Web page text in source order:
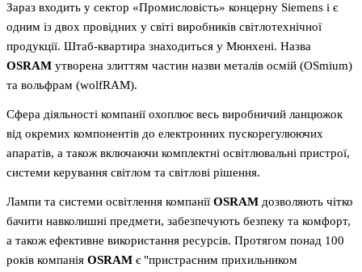
Зараз входить у сектор «Промисловість» концерну Siemens і є
одним із двох провідних у світі виробників світлотехнічної
продукції. Штаб-квартира знаходиться у Мюнхені. Назва
OSRAM утворена злиттям частин назви металів осмій (OSmium)
та вольфрам (wolfRAM).
Сфера діяльності компанії охоплює весь виробничий ланцюжок
від окремих компонентів до електронних пускорегулюючих
апаратів, а також включаючи комплектні освітлювальні пристрої,
системи керування світлом та світлові рішення.
Лампи та системи освітлення компанії OSRAM дозволяють чітко
бачити навколишні предмети, забезпечують безпеку та комфорт,
а також ефективне використання ресурсів. Протягом понад 100
років компанія OSRAM є "пристрасним прихильником